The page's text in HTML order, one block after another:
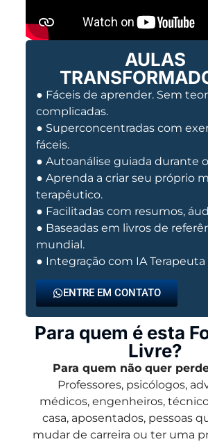
AULAS
● Fáceis de aprender. Sem
complicadas.
● Superconcentradas com
fáceis.
● Autoanálise guiada durante
● Aprenda a criar seu próprio
terapêutico.
● Facilitadas com resumos,
● Baseadas em livros de
mundial.
● Integração com IA Terapeuta
ENTRE EM CONTATO
Para quem é esta
Livre?
Para quem não quer
Professores, psicólogos,
médicos, engenheiros,
casa, aposentados, pessoas
mudar de carreira ou ter uma